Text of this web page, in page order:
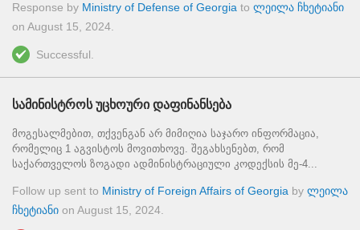
Response by Ministry of Defense of Georgia to ლეილა ჩხეტიანი
on August 15, 2024
Successful.
სამინისტროს უცხოური დაფინანსება
მოგესალმებით, თქვენგან არ მიმიღია საჯარო ინფორმაცია,
რომელიც 1 აგვისტოს მოვითხოვე. შეგახსენებთ, რომ
საქართველოს ზოგადი ადმინისტრაციული კოდექსის მე-4...
Follow up sent to Ministry of Foreign Affairs of Georgia by ლეილა
ჩხეტიანი on August 15, 2024